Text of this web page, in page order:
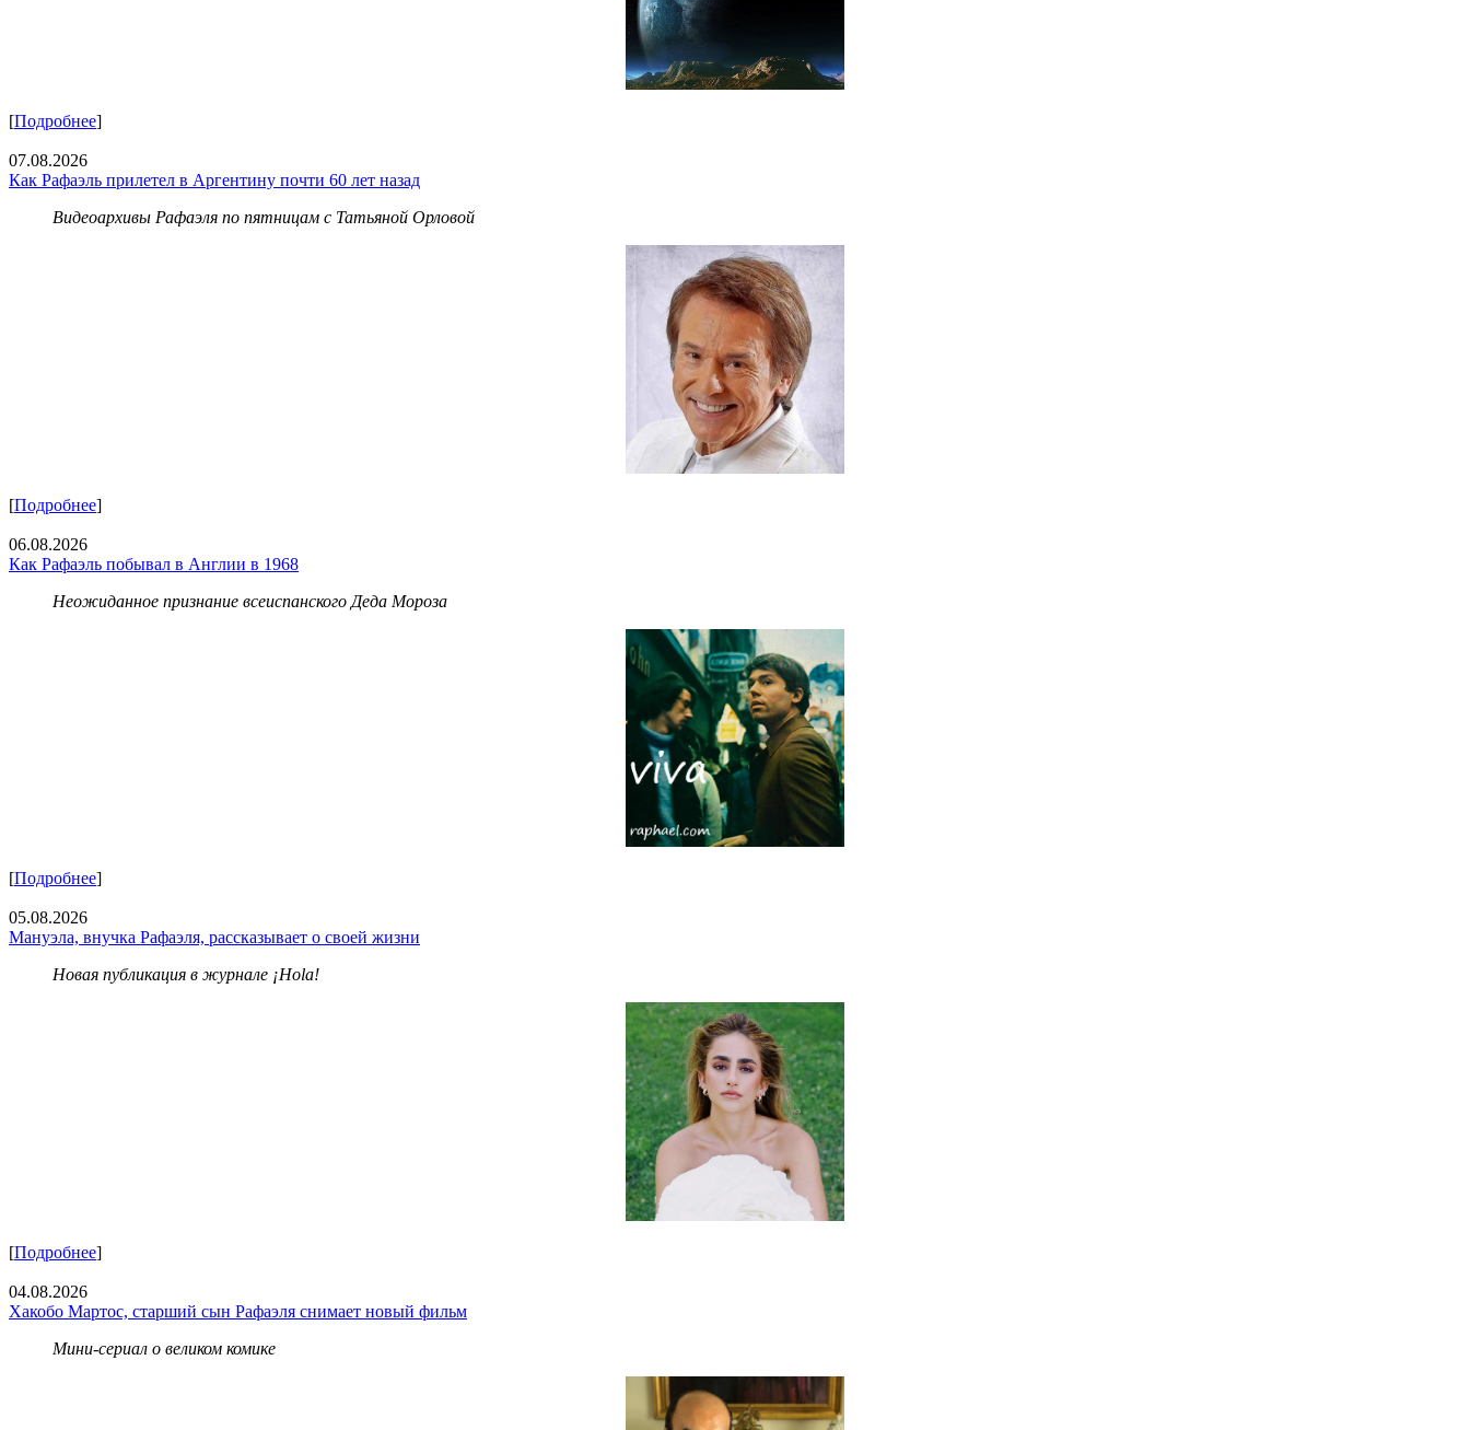
[Подробнее]
07.08.2026
Как Рафаэль прилетел в Аргентину почти 60 лет назад
Видеоархивы Рафаэля по пятницам с Татьяной Орловой
[Подробнее]
06.08.2026
Как Рафаэль побывал в Англии в 1968
Неожиданное признание всеиспанского Деда Мороза
[Подробнее]
05.08.2026
Мануэла, внучка Рафаэля, рассказывает о своей жизни
Новая публикация в журнале ¡Hola!
[Подробнее]
04.08.2026
Хакобо Мартос, старший сын Рафаэля снимает новый фильм
Мини-сериал о великом комике